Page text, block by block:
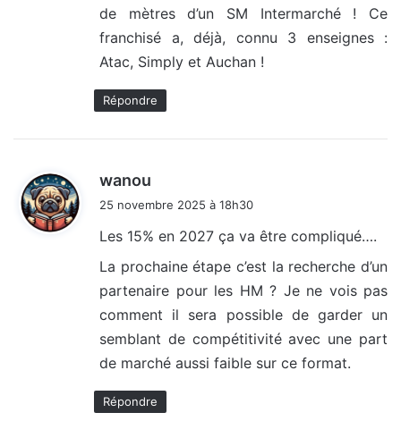
de mètres d’un SM Intermarché ! Ce
franchisé a, déjà, connu 3 enseignes :
Atac, Simply et Auchan !
Répondre
wanou
:
25 novembre 2025 à 18h30
Les 15% en 2027 ça va être compliqué….
La prochaine étape c’est la recherche d’un
partenaire pour les HM ? Je ne vois pas
comment il sera possible de garder un
semblant de compétitivité avec une part
de marché aussi faible sur ce format.
Répondre